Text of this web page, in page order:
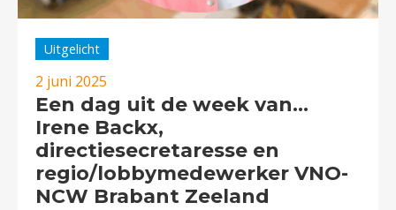
Uitgelicht
2 juni 2025
Een dag uit de week van…
Irene Backx,
directiesecretaresse en
regio/lobbymedewerker VNO-
NCW Brabant Zeeland